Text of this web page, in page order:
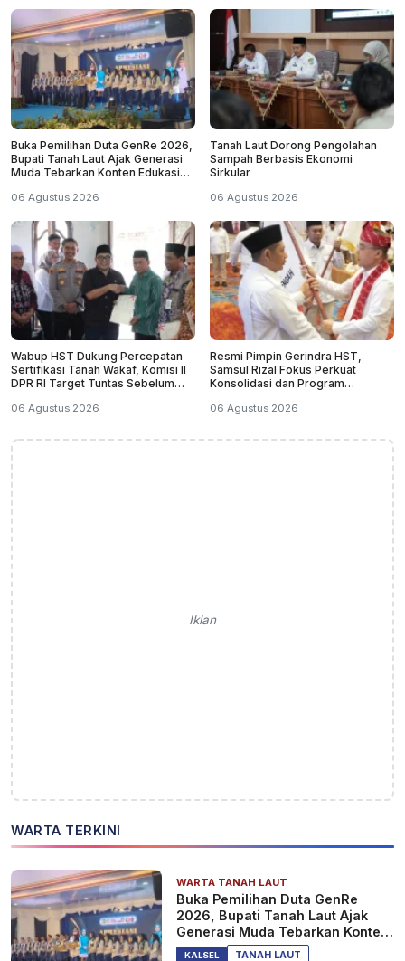
Buka Pemilihan Duta GenRe 2026,
Bupati Tanah Laut Ajak Generasi
Muda Tebarkan Konten Edukasi
06 Agustus 2026
Tanah Laut Dorong Pengolahan
Sampah Berbasis Ekonomi
Sirkular
06 Agustus 2026
Wabup HST Dukung Percepatan
Sertifikasi Tanah Wakaf, Komisi II
DPR RI Target Tuntas Sebelum
06 Agustus 2026
Resmi Pimpin Gerindra HST,
Samsul Rizal Fokus Perkuat
Konsolidasi dan Program
06 Agustus 2026
Iklan
WARTA TERKINI
WARTA TANAH LAUT
Buka Pemilihan Duta GenRe
2026, Bupati Tanah Laut Ajak
Generasi Muda Tebarkan Konten
Edukasi Positif
KALSEL
TANAH LAUT